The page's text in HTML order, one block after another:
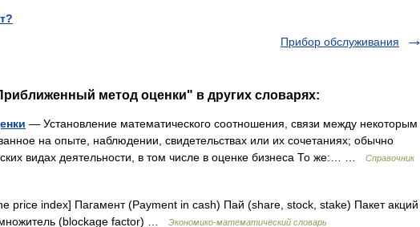
Прибор обслуживания
метод оценки" в других словарях:
— Установление математического соотношения, связи между некоторым
на опыте, наблюдении, свидетельствах или их сочетаниях; обычно
видах деятельности, в том числе в оценке бизнеса То же:… …
Справочник
price index] Пагамент (Payment in cash) Пай (share, stock, stake) Пакет акций
(blockage factor) …
Экономико-математический словарь